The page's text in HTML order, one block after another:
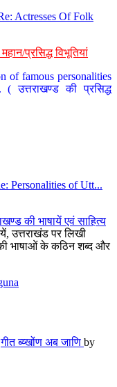
Actresses Of Folk
प्रसिद्ध विभूतियां
of famous personalities
उत्तराखण्ड की प्रसिद्ध
Personalities of Utt...
की भाषायें एवं साहित्य
उत्तराखंड पर लिखी
भाषाओं के कठिन शब्द और
गीत ब्य्खोंण अब जाणि by